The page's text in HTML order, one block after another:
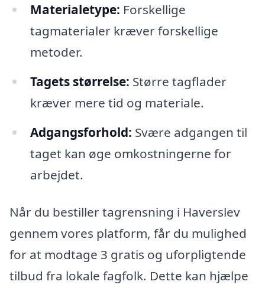
Materialetype: Forskellige
tagmaterialer kræver forskellige
metoder.
Tagets størrelse: Større tagflader
kræver mere tid og materiale.
Adgangsforhold: Svære adgangen til
taget kan øge omkostningerne for
arbejdet.
Når du bestiller tagrensning i Haverslev
gennem vores platform, får du mulighed
for at modtage 3 gratis og uforpligtende
tilbud fra lokale fagfolk. Dette kan hjælpe